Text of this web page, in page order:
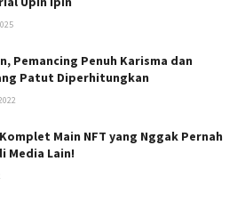
Pemancing Penuh Karisma dan
Patut Diperhitungkan
Main NFT yang Nggak Pernah
Media Lain!